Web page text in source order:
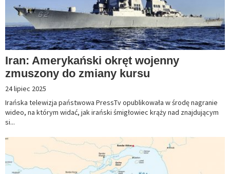
Iran: Amerykański okręt wojenny
zmuszony do zmiany kursu
24 lipiec 2025
Irańska telewizja państwowa PressTv opublikowała w środę nagranie
wideo, na którym widać, jak irański śmigłowiec krąży nad znajdującym
si...